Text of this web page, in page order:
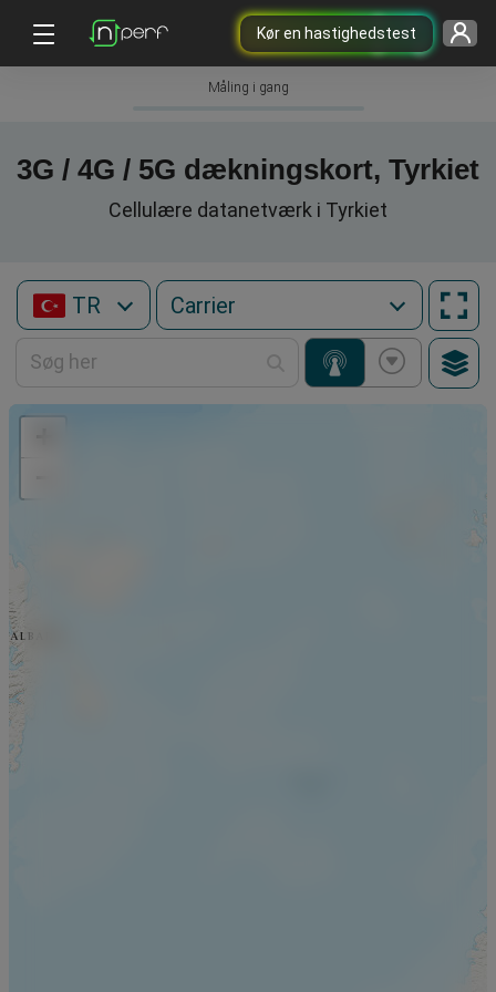
Kør en hastighedstest
Måling i gang
3G / 4G / 5G dækningskort, Tyrkiet
Cellulære datanetværk i Tyrkiet
TR